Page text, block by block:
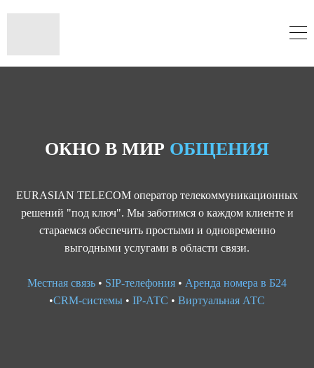
ОКНО В МИР ОБЩЕНИЯ
EURASIAN TELECOM оператор телекоммуникационных
решений "под ключ". Мы заботимся о каждом клиенте и
стараемся обеспечить простыми и одновременно
выгодными услугами в области связи.
Местная связь • SIP-телефония • Аренда номера в Б24
•CRM-системы • IP-АТС • Виртуальная АТС